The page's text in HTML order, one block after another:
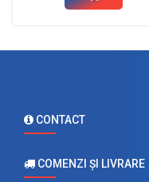
CONTACT
COMENZI ŞI LIVRARE